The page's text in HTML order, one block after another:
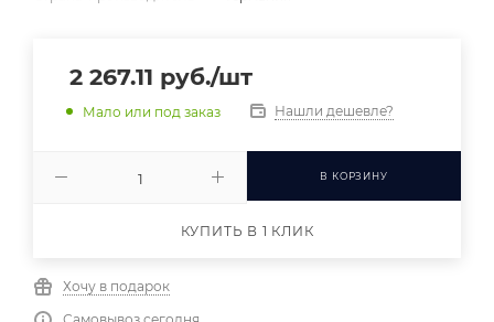
2 267.11 руб./шт
Мало или под заказ Нашли дешевле?
В КОРЗИНУ
КУПИТЬ В 1 КЛИК
Хочу в подарок